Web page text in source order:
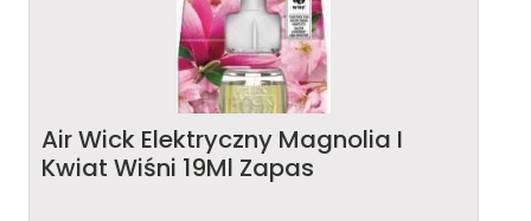
Air Wick Elektryczny Magnolia I
Kwiat Wiśni 19Ml Zapas